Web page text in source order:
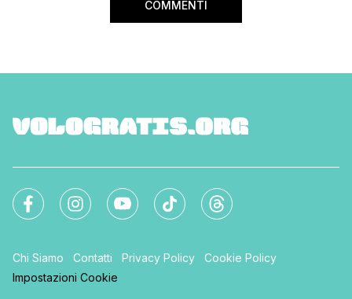
COMMENTI
Chi Siamo Contatti Privacy Policy
Cookie Policy
Impostazioni Cookie